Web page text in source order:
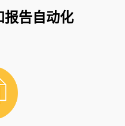
报告自动化